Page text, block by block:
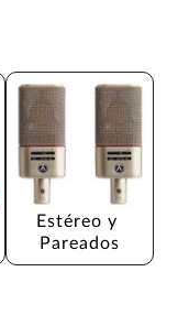
Estéreo y
Pareados